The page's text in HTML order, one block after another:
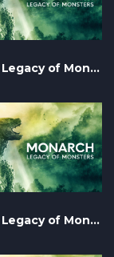
Monarch: Legacy of Monsters S1 – Epizoda 02
Monarch: Legacy of Monsters S1 – Epizoda 04